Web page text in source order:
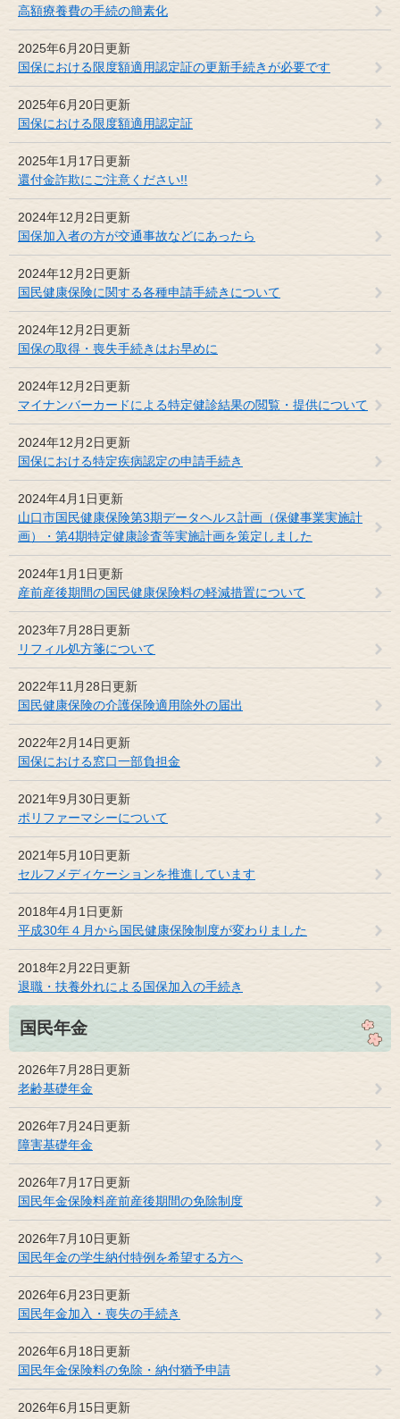
高額療養費の手続の簡素化
2025年6月20日更新
国保における限度額適用認定証の更新手続きが必要です
2025年6月20日更新
国保における限度額適用認定証
2025年1月17日更新
還付金詐欺にご注意ください!!
2024年12月2日更新
国保加入者の方が交通事故などにあったら
2024年12月2日更新
国民健康保険に関する各種申請手続きについて
2024年12月2日更新
国保の取得・喪失手続きはお早めに
2024年12月2日更新
マイナンバーカードによる特定健診結果の閲覧・提供について
2024年12月2日更新
国保における特定疾病認定の申請手続き
2024年4月1日更新
山口市国民健康保険第3期データヘルス計画（保健事業実施計
画）・第4期特定健康診査等実施計画を策定しました
2024年1月1日更新
産前産後期間の国民健康保険料の軽減措置について
2023年7月28日更新
リフィル処方箋について
2022年11月28日更新
国民健康保険の介護保険適用除外の届出
2022年2月14日更新
国保における窓口一部負担金
2021年9月30日更新
ポリファーマシーについて
2021年5月10日更新
セルフメディケーションを推進しています
2018年4月1日更新
平成30年４月から国民健康保険制度が変わりました
2018年2月22日更新
退職・扶養外れによる国保加入の手続き
国民年金
2026年7月28日更新
老齢基礎年金
2026年7月24日更新
障害基礎年金
2026年7月17日更新
国民年金保険料産前産後期間の免除制度
2026年7月10日更新
国民年金の学生納付特例を希望する方へ
2026年6月23日更新
国民年金加入・喪失の手続き
2026年6月18日更新
国民年金保険料の免除・納付猶予申請
2026年6月15日更新